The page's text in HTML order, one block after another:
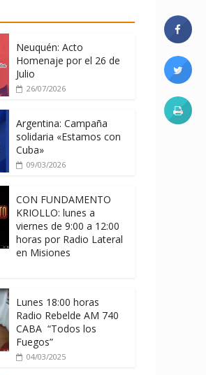
memorándum con
04/08/2026
Neuquén: Acto
Homenaje por el 26 de
Julio
26/07/2026
Argentina: Campaña
solidaria «Estamos con
Cuba»
09/03/2026
CON FUNDAMENTO
KRIOLLO: lunes a
viernes de 9:00 a 12:00
horas por Radio Lateral
en Misiones
Lunes 18:00 horas
Radio Rebelde AM 740
CABA “Todos los
Fuegos”
04/03/2025